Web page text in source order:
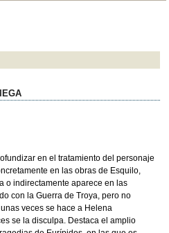
en el tratamiento del personaje
en las obras de Esquilo,
o indirectamente aparece en las
con la Guerra de Troya, pero no
veces se hace a Helena
se la disculpa. Destaca el amplio